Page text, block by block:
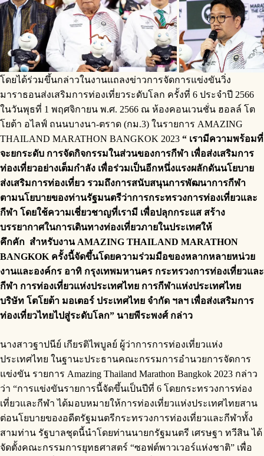
โดยได้ร่วมขึ้นกล่าวในงานแถลงข่าวการจัดการแข่งขันวิ่ง
มาราธอนส่งเสริมการท่องเที่ยวระดับโลก ครั้งที่ 6 ประจำปี 2566
ในวันพุธที่ 1 พฤศจิกายน พ.ศ. 2566 ณ ห้องคอนเวนชั่น ฮอลล์ โต
โยต้า อไลฟ์ ถนนบางนา-ตราด (กม.3) ในรายการ AMAZING
THAILAND MARATHON BANGKOK 2023 “ เรามีความพร้อมที่
จะยกระดับ การจัดกิจกรรมในส่วนของการกีฬา เพื่อส่งเสริมการ
ท่องเที่ยวอย่างเต็มกำลัง เพื่อร่วมเป็นอีกหนึ่งแรงผลักดันนโยบาย
ส่งเสริมการท่องเที่ยว รวมถึงการสนับสนุนการพัฒนาการกีฬา
ตามนโยบายของท่านรัฐมนตรีว่าการกระทรวงการท่องเที่ยวและ
กีฬา โดยใช้ความเชี่ยวชาญที่เรามี เพื่อปลุกกระแส สร้าง
บรรยากาศในการเดินทางท่องเที่ยวภายในประเทศให้
คึกคัก สำหรับงาน AMAZING THAILAND MARATHON
BANGKOK ครั้งนี้จัดขึ้นโดยความร่วมมือของหลากหลายหน่วย
งานและองค์กร อาทิ กรุงเทพมหานคร กระทรวงการท่องเที่ยวและ
กีฬา การท่องเที่ยวแห่งประเทศไทย การกีฬาแห่งประเทศไทย
บริษัท โตโยต้า มอเตอร์ ประเทศไทย จำกัด ฯลฯ เพื่อส่งเสริมการ
ท่องเที่ยวไทยไปสู่ระดับโลก” นายพีระพงศ์ กล่าว
นางสาวฐาปนีย์ เกียรติไพบูลย์ ผู้ว่าการการท่องเที่ยวแห่ง
ประเทศไทย ในฐานะประธานคณะกรรมการอำนวยการจัดการ
แข่งขัน รายการ Amazing Thailand Marathon Bangkok 2023 กล่าว
ว่า “การแข่งขันรายการนี้จัดขึ้นเป็นปีที่ 6 โดยกระทรวงการท่อง
เที่ยวและกีฬา ได้มอบหมายให้การท่องเที่ยวแห่งประเทศไทยสาน
ต่อนโยบายของอดีตรัฐมนตรีกระทรวงการท่องเที่ยวและกีฬาทั้ง
สามท่าน รัฐบาลชุดนี้นำโดยท่านนายกรัฐมนตรี เศรษฐา ทวีสิน ได้
จัดตั้งคณะกรรมการยุทธศาสตร์ “ซอฟต์พาวเวอร์แห่งชาติ” เพื่อ